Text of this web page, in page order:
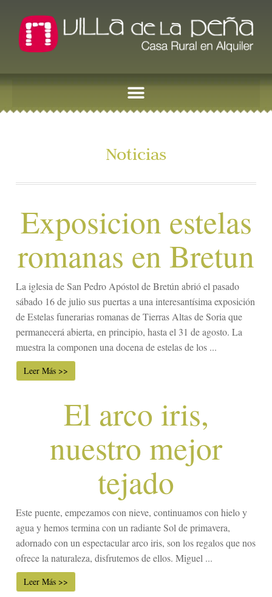
Noticias
Exposicion estelas
romanas en Bretun
La iglesia de San Pedro Apóstol de Bretún abrió el pasado
sábado 16 de julio sus puertas a una interesantísima exposición
de Estelas funerarias romanas de Tierras Altas de Soria que
permanecerá abierta, en principio, hasta el 31 de agosto. La
muestra la componen una docena de estelas de los ...
Leer Más >>
El arco iris,
nuestro mejor
tejado
Este puente, empezamos con nieve, continuamos con hielo y
agua y hemos termina con un radiante Sol de primavera,
adornado con un espectacular arco iris, son los regalos que nos
ofrece la naturaleza, disfrutemos de ellos. Miguel ...
Leer Más >>